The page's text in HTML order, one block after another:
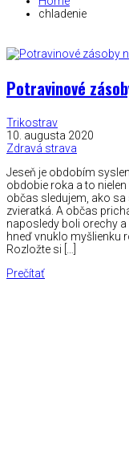
chladenie
Potravinové
Trikostrav
10. augusta 2020
Zdravá strava
Jeseň je obdobím
obdobie roka a to
občas sledujem, ako
zvieratká. A občas
naposledy boli orechy
hneď vnuklo myšlienku
Rozložte si […]
Prečítať